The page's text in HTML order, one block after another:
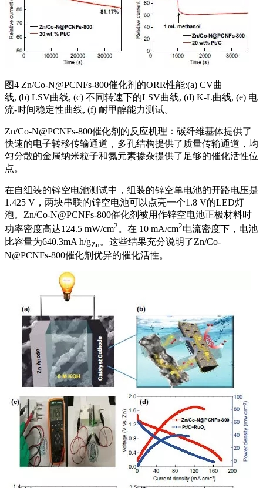
图4 Zn/Co-N@PCNFs-800催化剂的ORR性能:(a) CV曲
线, (b) LSV曲线, (c) 不同转速下的LSV曲线, (d) K-L曲线, (e) 电
流-时间稳定性曲线, (f) 耐甲醇能力测试。
Zn/Co-N@PCNFs-800催化剂的反应机理：碳纤维基体提供了
快速的电子转移传输通道，多孔结构提供了质量传输通道，均
匀分散的金属纳米粒子和氮元素掺杂提供了足够的催化活性位
点。
在自组装的锌空电池测试中，组装的锌空单电池的开路电压是
1.425 V，两块串联的锌空电池可以点亮一个1.8 V的LED灯
泡。Zn/Co-N@PCNFs-800催化剂被用作锌空电池正极材料时
功率密度高达124.5 mW/cm2。在 10 mA/cm2电流密度下，电池
比容量为640.3mA h/gZn 。这些结果充分说明了Zn/Co-
N@PCNFs-800催化剂优异的催化活性。